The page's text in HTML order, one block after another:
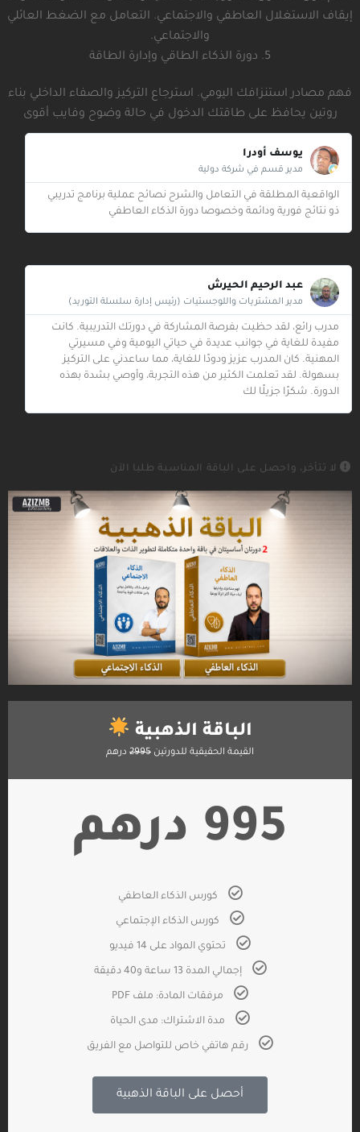
إيقاف الاستغلال العاطفي والاجتماعي. التعامل مع الضغط العائلي
والاجتماعي.
5. دورة الذكاء الطاقي وإدارة الطاقة
فهم مصادر استنزافك اليومي. استرجاع التركيز والصفاء الداخلي بناء
روتين يحافظ على طاقتك الدخول في حالة وضوح وفايب أقوى
يوسف أودرا
مدير قسم في شركة دولية
الواقعية المطلقة في التعامل والشرح نصائح عملية برنامج تدريبي
ذو نتائج فورية ودائمة وخصوصا دورة الذكاء العاطفي‎
عبد الرحيم الحيرش
مدير المشتريات واللوجستيات (رئيس إدارة سلسلة التوريد)
مدرب رائع، لقد حظيت بفرصة المشاركة في دورتك التدريبية. كانت
مفيدة للغاية في جوانب عديدة في حياتي اليومية وفي مسيرتي
المهنية. كان المدرب عزيز ودودًا للغاية، مما ساعدني على التركيز
بسهولة. لقد تعلمت الكثير من هذه التجربة، وأوصي بشدة بهذه
الدورة. شكرًا جزيلًا لك
لا تتأخر ، واحصل على الباقة المناسبة طلبا الآن
الباقة الذهبية
القيمة الحقيقية للدورتين 2995 درهم
995 درهم
كورس الذكاء العاطفي
كورس الذكاء الإجتماعي
تحتوي المواد على 14 فيديو
إجمالي المدة 13 ساعة و40 دقيقة
مرفقات المادة: ملف PDF
مدة الاشتراك: مدى الحياة
رقم هاتفي خاص للتواصل مع الفريق
أحصل على الباقة الذهبية